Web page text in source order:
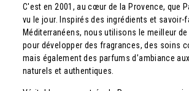
C'est en 2001, au cœur de la Provence, que
vu le jour. Inspirés des ingrédients et savoir-
Méditerranéens, nous utilisons le meilleur
pour développer des fragrances, des soins
mais également des parfums d’ambiance
naturels et authentiques.